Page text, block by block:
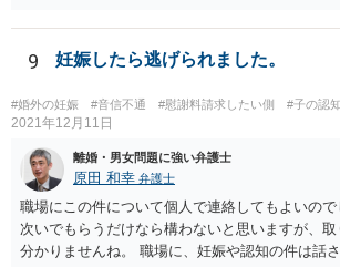
9 妊娠したら逃げられました。
#婚外の妊娠 #音信不通 #慰謝料請求したい側 #子の認知
2021年12月11日
離婚・男女問題に強い弁護士
原田 和幸 弁護士
職場にこの件について個人で連絡してもよいの
次いでもらうだけなら構わないと思いますが、
分かりませんね。 職場に、妊娠や認知の件は話